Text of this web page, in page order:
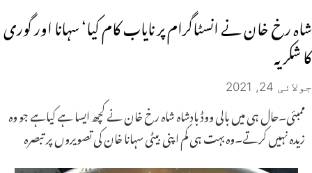
شاہ رخ خان نے انسٹاگرام پر نایاب کام کیا‘ سہانا اور گوری
کا شکریہ
جولائی 24, 2021
ممبئی۔حال ہی میں بالی ووڈ بادشاہ شاہ رخ خان نے کچھ ایسا ہے کیاہے جو وہ
زیدہ نہیں کرتے۔وہ بہت ہی کم اپنی بیٹی سہانا خان کی تصویروں پر تبصرہ